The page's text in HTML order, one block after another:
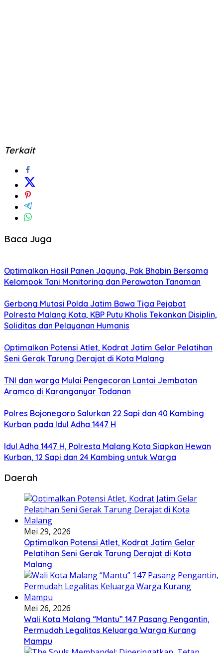
Terkait
Baca Juga
Optimalkan Hasil Panen Jagung, Pak Bhabin Bersama
Kelompok Tani Monitoring dan Perawatan Tanaman
Gerbong Mutasi Polda Jatim Bawa Tiga Pejabat
Polresta Malang Kota, KBP Putu Kholis Tekankan Disiplin,
Soliditas dan Pelayanan Humanis
Optimalkan Potensi Atlet, Kodrat Jatim Gelar Pelatihan
Seni Gerak Tarung Derajat di Kota Malang
TNI dan warga Mulai Pengecoran Lantai Jembatan
Aramco di Karanganyar Todanan
Polres Bojonegoro Salurkan 22 Sapi dan 40 Kambing
Kurban pada Idul Adha 1447 H
Idul Adha 1447 H, Polresta Malang Kota Siapkan Hewan
Kurban, 12 Sapi dan 24 Kambing untuk Warga
Daerah
Mei 29, 2026
Optimalkan Potensi Atlet, Kodrat Jatim Gelar
Pelatihan Seni Gerak Tarung Derajat di Kota
Malang
Mei 26, 2026
Wali Kota Malang “Mantu” 147 Pasang Pengantin,
Permudah Legalitas Keluarga Warga Kurang
Mampu